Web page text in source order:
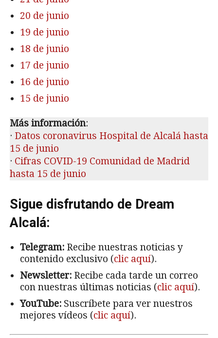
20 de junio
19 de junio
18 de junio
17 de junio
16 de junio
15 de junio
Más información:
· Datos coronavirus Hospital de Alcalá hasta
15 de junio
· Cifras COVID-19 Comunidad de Madrid
hasta 15 de junio
Sigue disfrutando de Dream
Alcalá:
Telegram: Recibe nuestras noticias y
contenido exclusivo (clic aquí).
Newsletter: Recibe cada tarde un correo
con nuestras últimas noticias (clic aquí).
YouTube: Suscríbete para ver nuestros
mejores vídeos (clic aquí).